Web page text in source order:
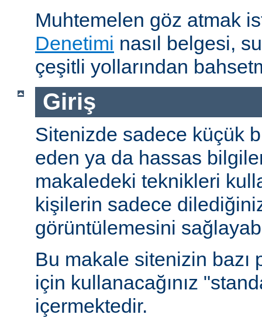
Muhtemelen göz atmak
Denetimi nasıl belgesi,
çeşitli yollarından
Giriş
Sitenizde sadece küçük
eden ya da hassas
makaledeki teknikleri
kişilerin sadece
görüntülemesini
Bu makale sitenizin bazı
için kullanacağınız
içermektedir.